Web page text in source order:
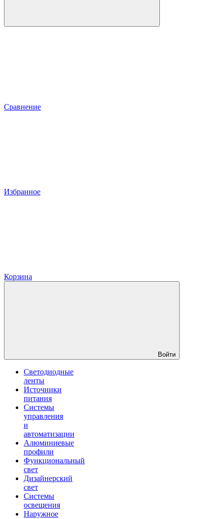
Сравнение
Избранное
Корзина
Войти
Светодиодные
ленты
Источники
питания
Системы
управления
и
автоматизации
Алюминиевые
профили
Функциональный
свет
Дизайнерский
свет
Системы
освещения
Наружное